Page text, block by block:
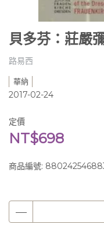
貝多芬：莊嚴
路易西
華納
2017-02-24
定價
NT$698
商品編號: